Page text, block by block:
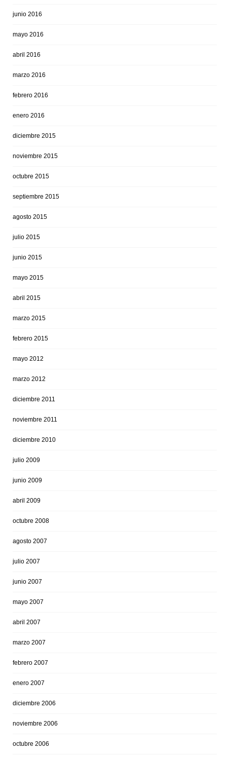
junio 2016
mayo 2016
abril 2016
marzo 2016
febrero 2016
enero 2016
diciembre 2015
noviembre 2015
octubre 2015
septiembre 2015
agosto 2015
julio 2015
junio 2015
mayo 2015
abril 2015
marzo 2015
febrero 2015
mayo 2012
marzo 2012
diciembre 2011
noviembre 2011
diciembre 2010
julio 2009
junio 2009
abril 2009
octubre 2008
agosto 2007
julio 2007
junio 2007
mayo 2007
abril 2007
marzo 2007
febrero 2007
enero 2007
diciembre 2006
noviembre 2006
octubre 2006